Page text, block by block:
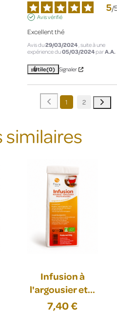
5/
Avis vérifié
Excellent thé
Avis du29/03/2024 , suite à une
expérience du05/03/2024parA.A.
Utile(0) Signaler
1 2
similaires
Infusion à
l'argousier et...
7,40 €